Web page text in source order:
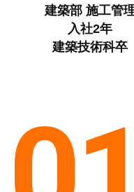
建築部 施工管
入社2年
建築技術科卒